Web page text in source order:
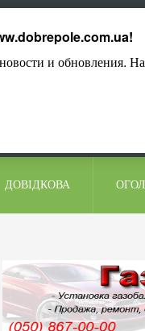
ДОВІДКОВА
!
и обновления.